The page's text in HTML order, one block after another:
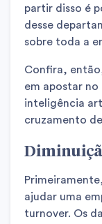
partir disso é
desse
sobre toda a
Confira,
em apostar no
inteligência
cruzamento
ajudar uma
turnover. Os